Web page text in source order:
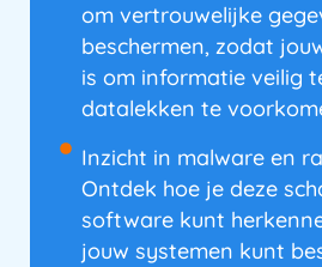
om vertrouwelijke
beschermen, zodat
is om informatie veilig
datalekken te
Inzicht in malware en
Ontdek hoe je deze
software kunt
jouw systemen kunt